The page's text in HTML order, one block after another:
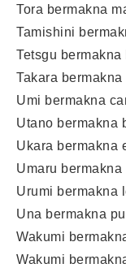
Tora bermakna
Tamishini
Tetsgu bermakna
Takara bermakna
Umi bermakna
Utano bermakna
Ukara bermakna
Umaru bermakna
Urumi bermakna
Una bermakna
Wakumi
Wakumi